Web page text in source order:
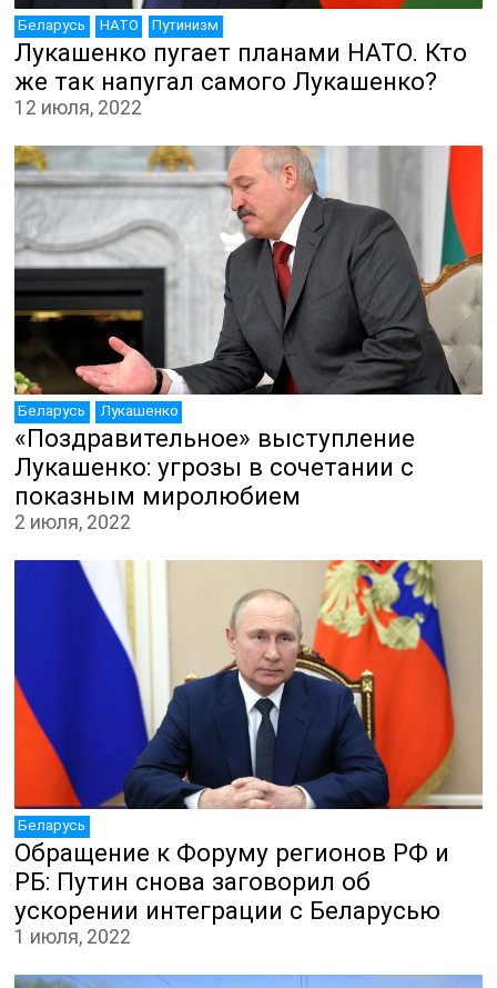
ДЕПУТАТЫ К СЪЕЗДУ
ЮТУБ-КАНАЛ
Беларусь НАТО Путинизм
Лукашенко пугает планами НАТО. Кто
же так напугал самого Лукашенко?
12 июля, 2022
Беларусь Лукашенко
«Поздравительное» выступление
Лукашенко: угрозы в сочетании с
показным миролюбием
2 июля, 2022
Беларусь
Обращение к Форуму регионов РФ и
РБ: Путин снова заговорил об
ускорении интеграции с Беларусью
1 июля, 2022